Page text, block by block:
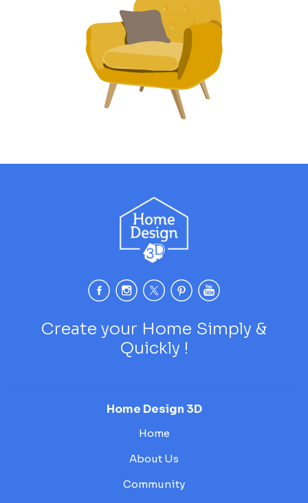
Create your Home Simply &
Quickly !
Home Design 3D
Home
About Us
Community